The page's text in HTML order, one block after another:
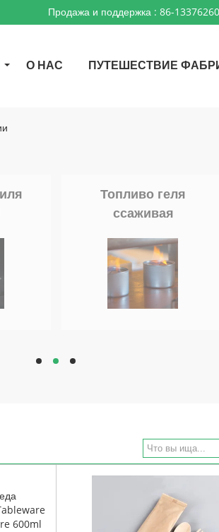
Продажа и поддержка : 86-
О НАС ПУТЕШЕСТВИЕ
Топливо геля
ссаживая
hd hd hd
600ml